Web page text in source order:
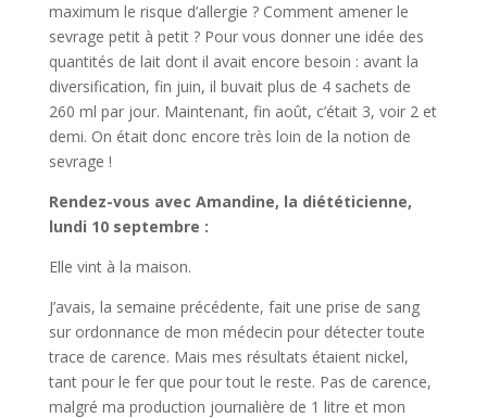
maximum le risque d’allergie ? Comment amener le
sevrage petit à petit ? Pour vous donner une idée des
quantités de lait dont il avait encore besoin : avant la
diversification, fin juin, il buvait plus de 4 sachets de
260 ml par jour. Maintenant, fin août, c’était 3, voir 2 et
demi. On était donc encore très loin de la notion de
sevrage !
Rendez-vous avec Amandine, la diététicienne,
lundi 10 septembre :
Elle vint à la maison.
J’avais, la semaine précédente, fait une prise de sang
sur ordonnance de mon médecin pour détecter toute
trace de carence. Mais mes résultats étaient nickel,
tant pour le fer que pour tout le reste. Pas de carence,
malgré ma production journalière de 1 litre et mon